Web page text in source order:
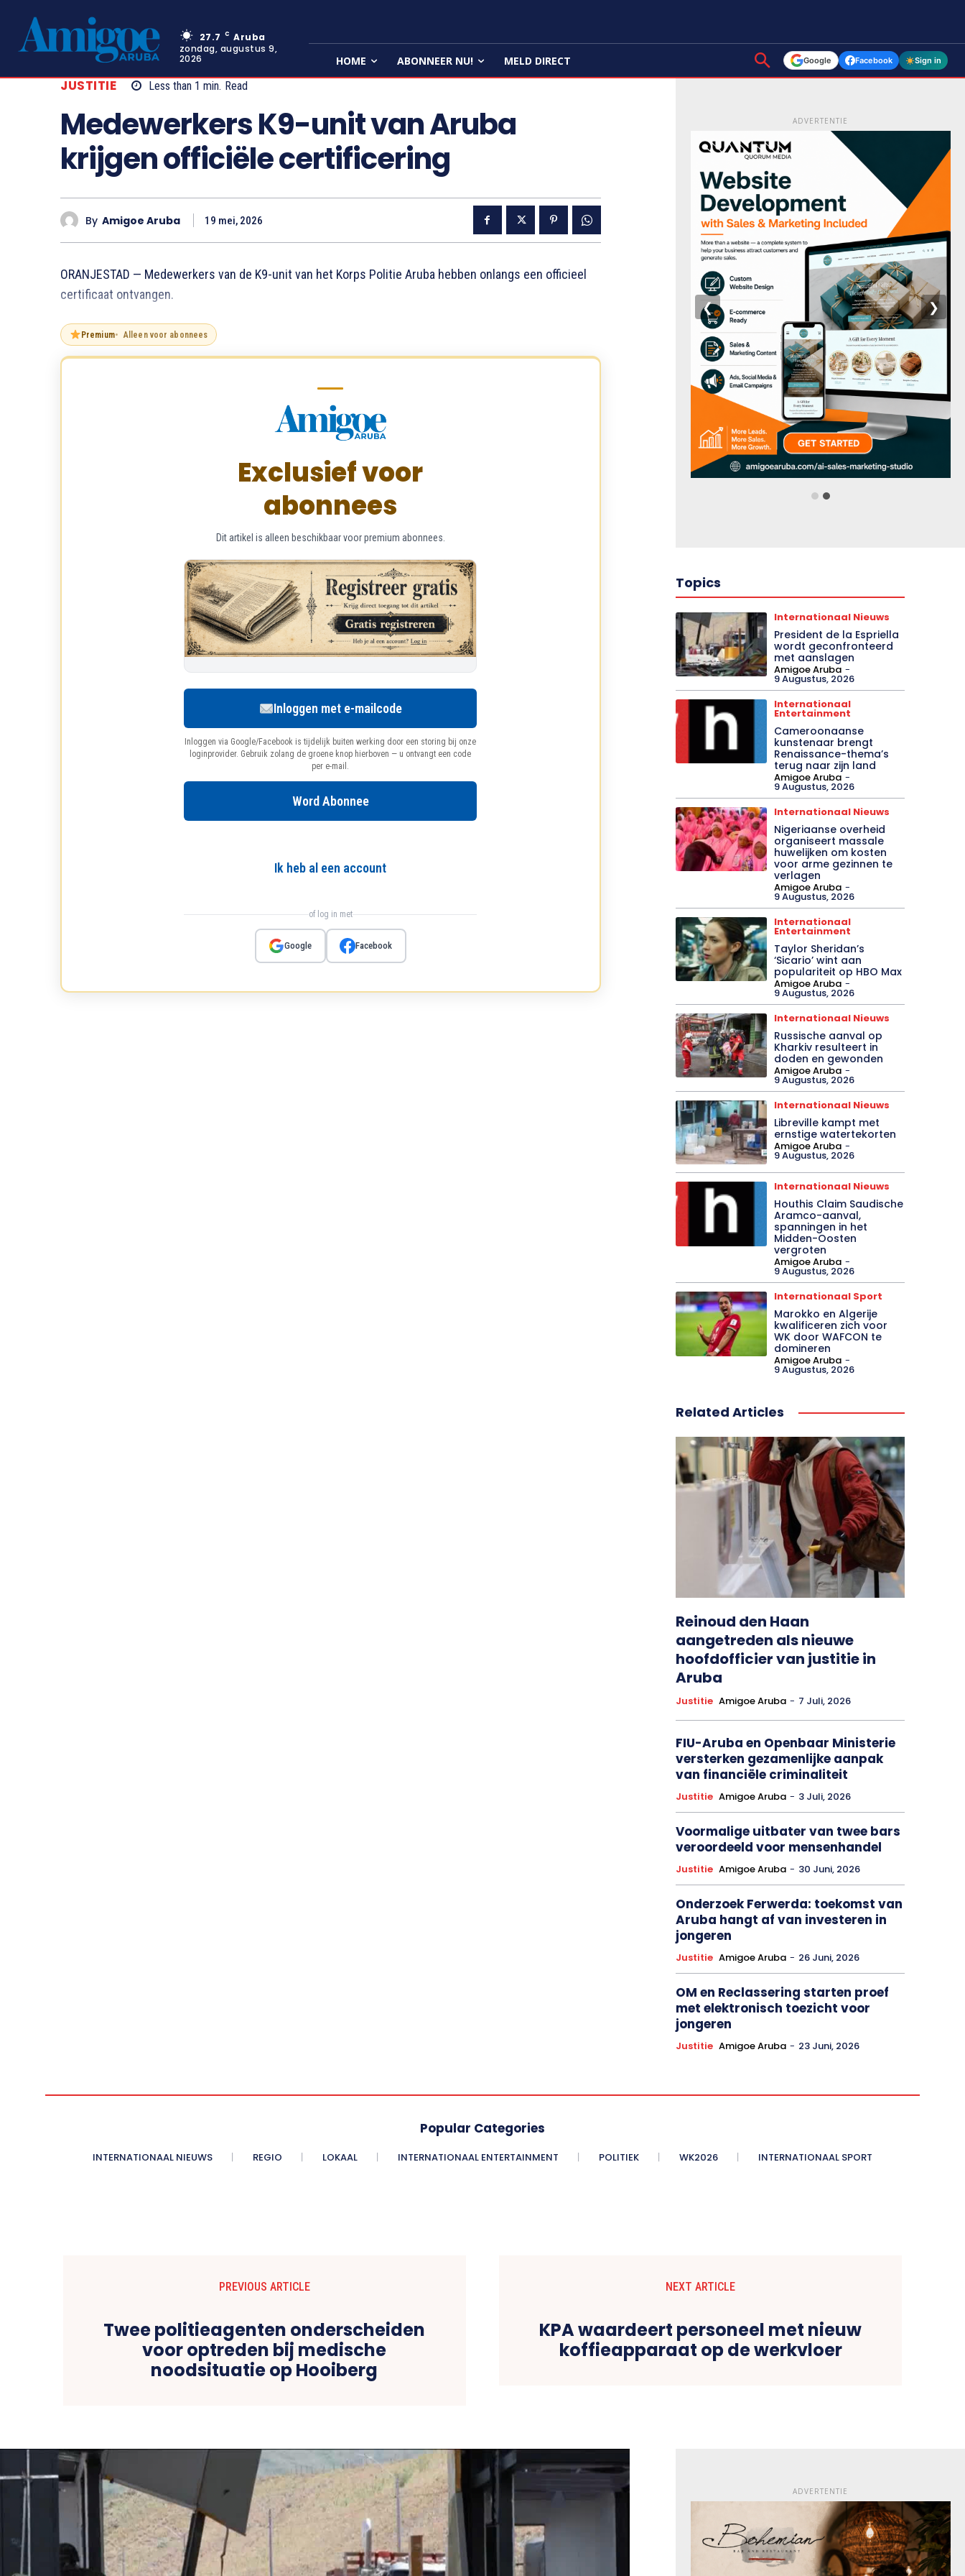
27.7 C Aruba
zondag, augustus 9,
2026
HOME ABONNEER NU! MELD DIRECT Google Facebook Sign in
JUSTITIE Less than 1 min. Read
Medewerkers K9-unit van Aruba
krijgen officiële certificering
By Amigoe Aruba 19 mei, 2026
ORANJESTAD — Medewerkers van de K9-unit van het Korps Politie Aruba hebben onlangs een officieel
certificaat ontvangen.
Premium Alleen voor abonnees
Exclusief voor
abonnees
Dit artikel is alleen beschikbaar voor premium abonnees.
Inloggen met e-mailcode
Inloggen via Google/Facebook is tijdelijk buiten werking door een storing bij onze
loginprovider. Gebruik zolang de groene knop hierboven — u ontvangt een code
per e-mail.
Word Abonnee
Ik heb al een account
of log in met
Google Facebook
ADVERTENTIE
❮ ❯
Topics
Internationaal Nieuws
President de la Espriella
wordt geconfronteerd
met aanslagen
Amigoe Aruba -
9 Augustus, 2026
Internationaal
Entertainment
Cameroonaanse
kunstenaar brengt
Renaissance-thema’s
terug naar zijn land
Amigoe Aruba -
9 Augustus, 2026
Internationaal Nieuws
Nigeriaanse overheid
organiseert massale
huwelijken om kosten
voor arme gezinnen te
verlagen
Amigoe Aruba -
9 Augustus, 2026
Internationaal
Entertainment
Taylor Sheridan’s
‘Sicario’ wint aan
populariteit op HBO Max
Amigoe Aruba -
9 Augustus, 2026
Internationaal Nieuws
Russische aanval op
Kharkiv resulteert in
doden en gewonden
Amigoe Aruba -
9 Augustus, 2026
Internationaal Nieuws
Libreville kampt met
ernstige watertekorten
Amigoe Aruba -
9 Augustus, 2026
Internationaal Nieuws
Houthis Claim Saudische
Aramco-aanval,
spanningen in het
Midden-Oosten
vergroten
Amigoe Aruba -
9 Augustus, 2026
Internationaal Sport
Marokko en Algerije
kwalificeren zich voor
WK door WAFCON te
domineren
Amigoe Aruba -
9 Augustus, 2026
Related Articles
Reinoud den Haan
aangetreden als nieuwe
hoofdofficier van justitie in
Aruba
Justitie Amigoe Aruba - 7 Juli, 2026
FIU-Aruba en Openbaar Ministerie
versterken gezamenlijke aanpak
van financiële criminaliteit
Justitie Amigoe Aruba - 3 Juli, 2026
Voormalige uitbater van twee bars
veroordeeld voor mensenhandel
Justitie Amigoe Aruba - 30 Juni, 2026
Onderzoek Ferwerda: toekomst van
Aruba hangt af van investeren in
jongeren
Justitie Amigoe Aruba - 26 Juni, 2026
OM en Reclassering starten proef
met elektronisch toezicht voor
jongeren
Justitie Amigoe Aruba - 23 Juni, 2026
Popular Categories
INTERNATIONAAL NIEUWS REGIO LOKAAL INTERNATIONAAL ENTERTAINMENT POLITIEK WK2026 INTERNATIONAAL SPORT
PREVIOUS ARTICLE
Twee politieagenten onderscheiden
voor optreden bij medische
noodsituatie op Hooiberg
NEXT ARTICLE
KPA waardeert personeel met nieuw
koffieapparaat op de werkvloer